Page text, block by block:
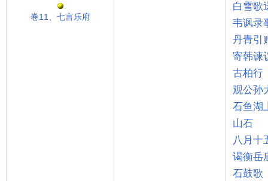
卷11、七言乐府
白雪歌
韦讽录
丹青引
寄韩谏
古柏行
观公孙
石鱼湖
山石
八月十
谒衡岳
石鼓歌